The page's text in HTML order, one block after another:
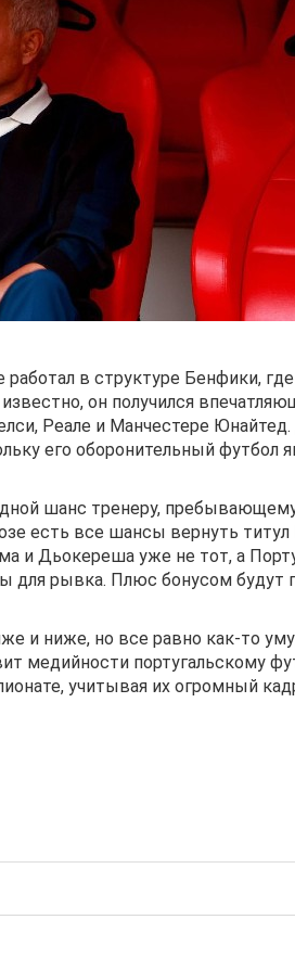
в структуре Бенфики,
он получился
Реале и Манчестере Юнайтед.
его оборонительный футбол
шанс тренеру,
есть все шансы вернуть
и Дьокереша уже не тот, а
для рывка. Плюс бонусом будут
и ниже, но все равно как-то
медийности португальскому
учитывая их огромный